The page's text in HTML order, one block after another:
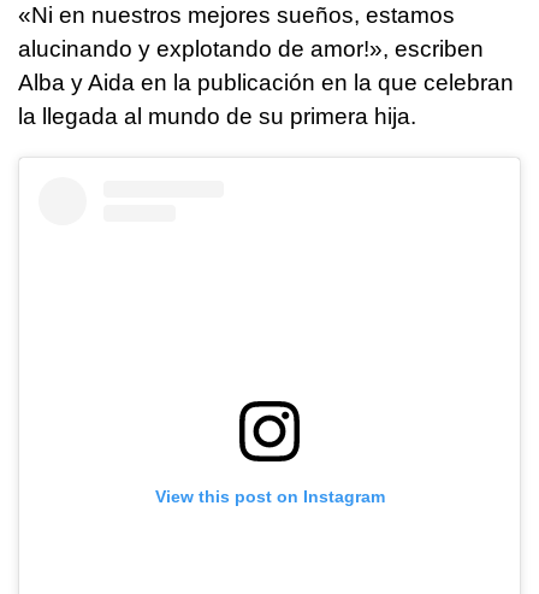
«Ni en nuestros mejores sueños, estamos
alucinando y explotando de amor!», escriben
Alba y Aida en la publicación en la que celebran
la llegada al mundo de su primera hija.
View this post on Instagram